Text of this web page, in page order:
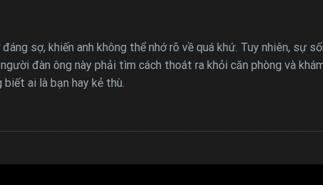
sợ, khiến anh không thể nhớ rõ về quá khứ. Tuy nhiên, sự
đàn ông này phải tìm cách thoát ra khỏi căn phòng và
ai là bạn hay kẻ thù.